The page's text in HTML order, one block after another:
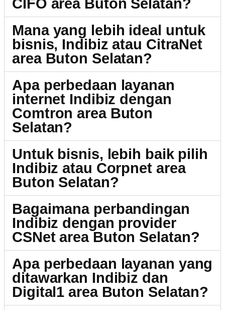
CIFO area Buton Selatan?
Mana yang lebih ideal untuk
bisnis, Indibiz atau CitraNet
area Buton Selatan?
Apa perbedaan layanan
internet Indibiz dengan
Comtron area Buton
Selatan?
Untuk bisnis, lebih baik pilih
Indibiz atau Corpnet area
Buton Selatan?
Bagaimana perbandingan
Indibiz dengan provider
CSNet area Buton Selatan?
Apa perbedaan layanan yang
ditawarkan Indibiz dan
Digital1 area Buton Selatan?